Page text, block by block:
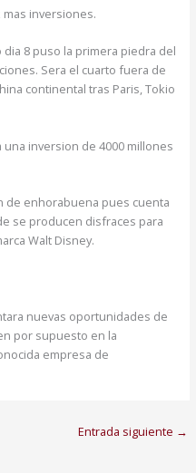
mas inversiones.
8 puso la primera piedra del
Sera el cuarto fuera de
continental tras Paris, Tokio
inversion de 4000 millones
de enhorabuena pues cuenta
se producen disfraces para
Walt Disney.
nuevas oportunidades de
por supuesto en la
empresa de
Entrada siguiente →